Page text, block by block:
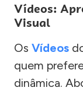
Vídeos:
Visual
Os Vídeos
quem
dinâmica.